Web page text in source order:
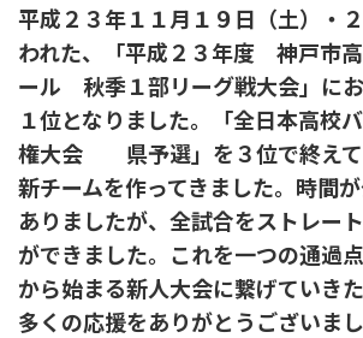
平成２３年１１月１９日（土）・
われた、「平成２３年度 神戸市
ール 秋季１部リーグ戦大会」に
１位となりました。「全日本高校
権大会 県予選」を３位で終えて
新チームを作ってきました。時間
ありましたが、全試合をストレー
ができました。これを一つの通過
から始まる新人大会に繋げていきた
多くの応援をありがとうございまし